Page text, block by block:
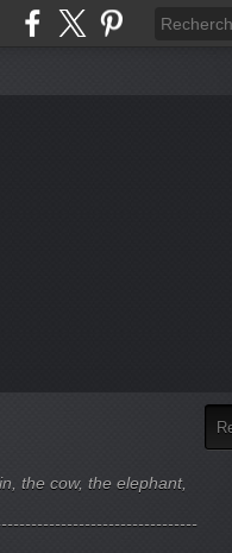
the cow, the elephant,